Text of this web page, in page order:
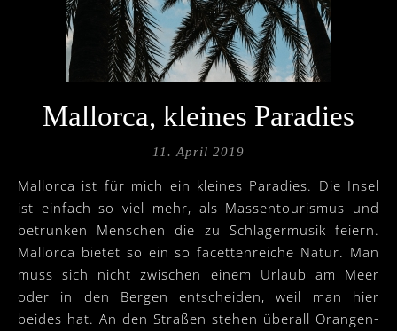
Mallorca, kleines Paradies
11. April 2019
Mallorca ist für mich ein kleines Paradies. Die Insel
ist einfach so viel mehr, als Massentourismus und
betrunken Menschen die zu Schlagermusik feiern.
Mallorca bietet so ein so facettenreiche Natur. Man
muss sich nicht zwischen einem Urlaub am Meer
oder in den Bergen entscheiden, weil man hier
beides hat. An den Straßen stehen überall Orangen-